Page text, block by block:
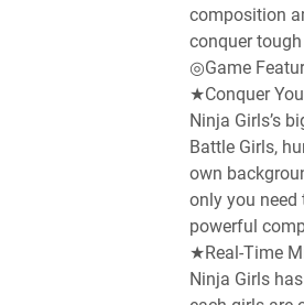
composition
conquer
◎Game
★Conquer
Ninja Girls’s
Battle Girls,
own
only you need
powerful
★Real-Time
Ninja Girls